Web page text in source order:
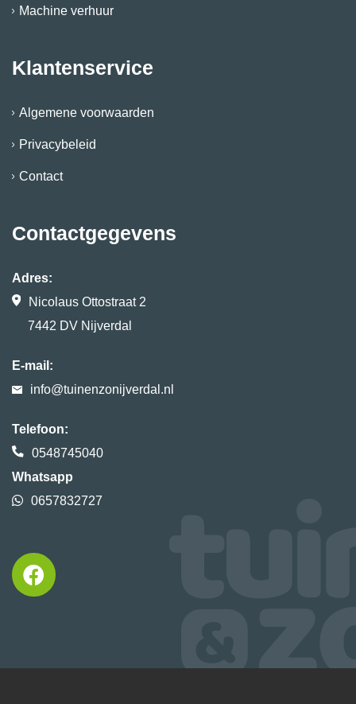
Machine verhuur
Klantenservice
Algemene voorwaarden
Privacybeleid
Contact
Contactgegevens
Adres:
Nicolaus Ottostraat 2
7442 DV Nijverdal
E-mail:
info@tuinenzonijverdal.nl
Telefoon:
0548745040
Whatsapp
0657832727